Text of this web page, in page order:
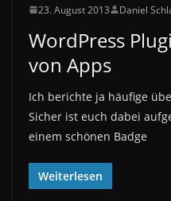
23. August 2013 Daniel
WordPress
von Apps
Ich berichte ja häufige
Sicher ist euch dabei
einem schönen Badge
Weiterlesen